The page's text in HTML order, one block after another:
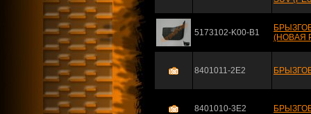
5173102-K00-B1
(НОВАЯ
8401011-2E2
8401010-3E2